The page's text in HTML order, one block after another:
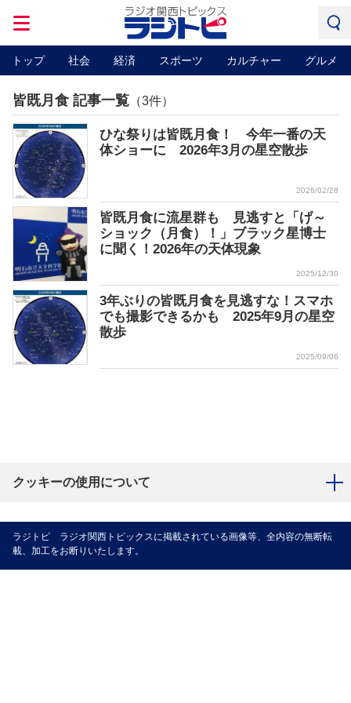
トップ 社会 経済 スポーツ カルチャー グルメ
皆既月食 記事一覧 （3件）
ひな祭りは皆既月食！ 今年一番の天
体ショーに 2026年3月の星空散歩
2026/02/28
皆既月食に流星群も 見逃すと「げ～
ショック（月食）！」ブラック星博士
に聞く！2026年の天体現象
2025/12/30
3年ぶりの皆既月食を見逃すな！スマホ
でも撮影できるかも 2025年9月の星空
散歩
2025/09/06
クッキーの使用について
ラジトピ ラジオ関西トピックスに掲載されている画像等、全内容の無断転
載、加工をお断りいたします。